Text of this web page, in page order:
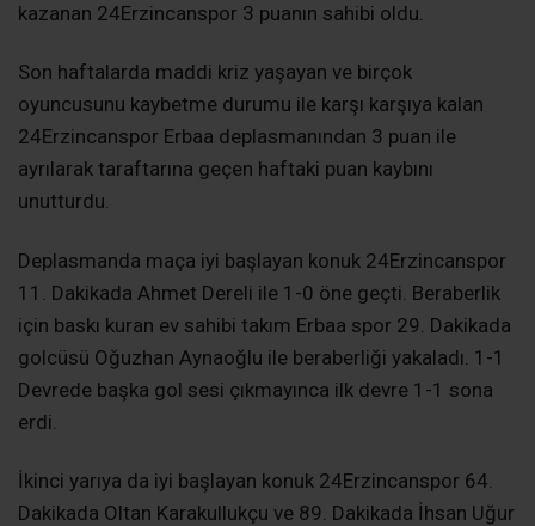
kazanan 24Erzincanspor 3 puanın sahibi oldu.
Son haftalarda maddi kriz yaşayan ve birçok
oyuncusunu kaybetme durumu ile karşı karşıya kalan
24Erzincanspor Erbaa deplasmanından 3 puan ile
ayrılarak taraftarına geçen haftaki puan kaybını
unutturdu.
Deplasmanda maça iyi başlayan konuk 24Erzincanspor
11. Dakikada Ahmet Dereli ile 1-0 öne geçti. Beraberlik
için baskı kuran ev sahibi takım Erbaa spor 29. Dakikada
golcüsü Oğuzhan Aynaoğlu ile beraberliği yakaladı. 1-1
Devrede başka gol sesi çıkmayınca ilk devre 1-1 sona
erdi.
İkinci yarıya da iyi başlayan konuk 24Erzincanspor 64.
Dakikada Oltan Karakullukçu ve 89. Dakikada İhsan Uğur